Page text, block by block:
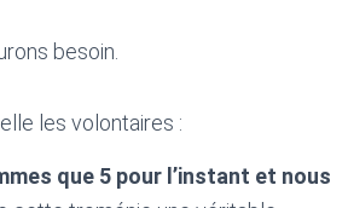
besoin.
les volontaires :
que 5 pour l’instant et nous